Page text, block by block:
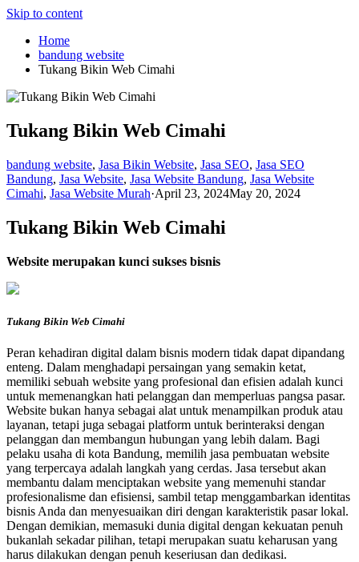
Skip to content
Home
bandung website
Tukang Bikin Web Cimahi
Tukang Bikin Web Cimahi
bandung website, Jasa Bikin Website, Jasa SEO, Jasa SEO
Bandung, Jasa Website, Jasa Website Bandung, Jasa Website
Cimahi, Jasa Website Murah·April 23, 2024May 20, 2024
Tukang Bikin Web Cimahi
Website merupakan kunci sukses bisnis
Tukang Bikin Web Cimahi
Peran kehadiran digital dalam bisnis modern tidak dapat dipandang
enteng. Dalam menghadapi persaingan yang semakin ketat,
memiliki sebuah website yang profesional dan efisien adalah kunci
untuk memenangkan hati pelanggan dan memperluas pangsa pasar.
Website bukan hanya sebagai alat untuk menampilkan produk atau
layanan, tetapi juga sebagai platform untuk berinteraksi dengan
pelanggan dan membangun hubungan yang lebih dalam. Bagi
pelaku usaha di kota Bandung, memilih jasa pembuatan website
yang terpercaya adalah langkah yang cerdas. Jasa tersebut akan
membantu dalam menciptakan website yang memenuhi standar
profesionalisme dan efisiensi, sambil tetap menggambarkan identitas
bisnis Anda dan menyesuaikan diri dengan karakteristik pasar lokal.
Dengan demikian, memasuki dunia digital dengan kekuatan penuh
bukanlah sekadar pilihan, tetapi merupakan suatu keharusan yang
harus dilakukan dengan penuh keseriusan dan dedikasi.